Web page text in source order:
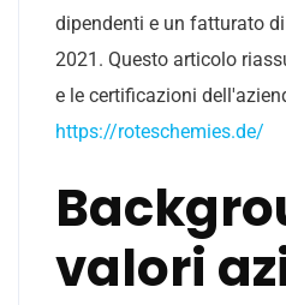
dipendenti e un fatturato
2021. Questo articolo
e le certificazioni
https://roteschemies.de/
valori